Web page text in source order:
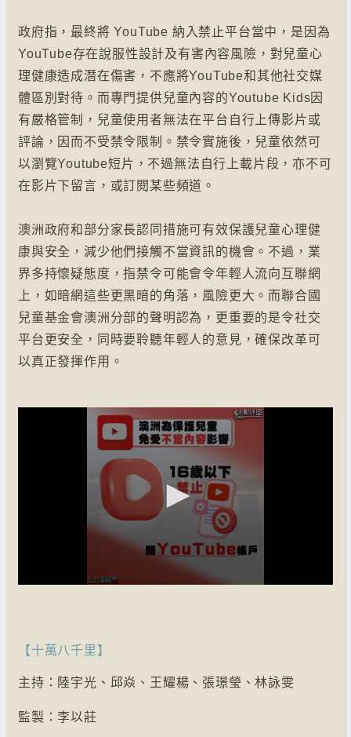
政府指，最終將 YouTube 納入禁止平台當中，是因為
YouTube存在說服性設計及有害內容風險，對兒童心
理健康造成潛在傷害，不應將YouTube和其他社交媒
體區別對待。而專門提供兒童內容的Youtube Kids因
有嚴格管制，兒童使用者無法在平台自行上傳影片或
評論，因而不受禁令限制。禁令實施後，兒童依然可
以瀏覽Youtube短片，不過無法自行上載片段，亦不可
在影片下留言，或訂閱某些頻道。
澳洲政府和部分家長認同措施可有效保護兒童心理健
康與安全，減少他們接觸不當資訊的機會。不過，業
界多持懷疑態度，指禁令可能會令年輕人流向互聯網
上，如暗網這些更黑暗的角落，風險更大。而聯合國
兒童基金會澳洲分部的聲明認為，更重要的是令社交
平台更安全，同時要聆聽年輕人的意見，確保改革可
以真正發揮作用。
【十萬八千里】
主持：陸宇光、邱焱、王耀楊、張璟瑩、林詠雯
監製：李以莊